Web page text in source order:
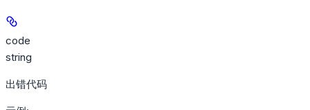
code
string
出错代码